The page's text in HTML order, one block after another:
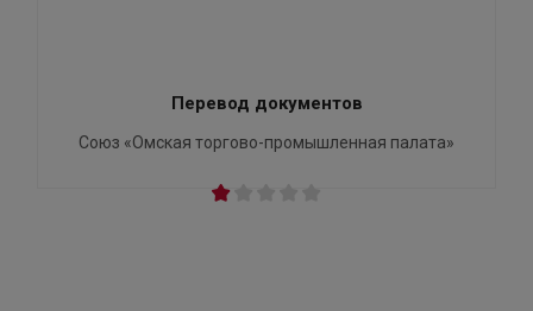
Перевод документов
Союз «Омская торгово-промышленная палата»